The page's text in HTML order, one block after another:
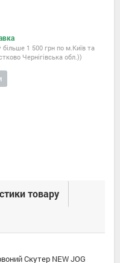
1 500 грн по м.Київ та
Чернігівська обл.))
товару
Скутер NEW JOG